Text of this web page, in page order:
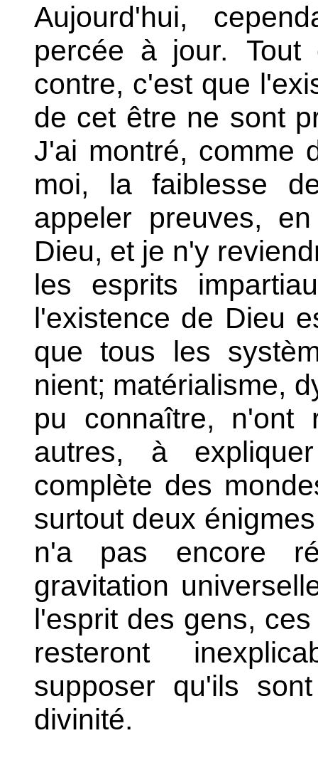
Aujourd'hui,
percée à jour.
contre, c'est que
de cet être ne sont
J'ai montré, comme
moi, la faiblesse
appeler preuves,
Dieu, et je n'y
les esprits
l'existence de Dieu
que tous les
nient; matérialisme,
pu connaître,
autres, à
complète des
surtout deux
n'a pas encore
gravitation
l'esprit des gens,
resteront
supposer qu'ils
divinité.